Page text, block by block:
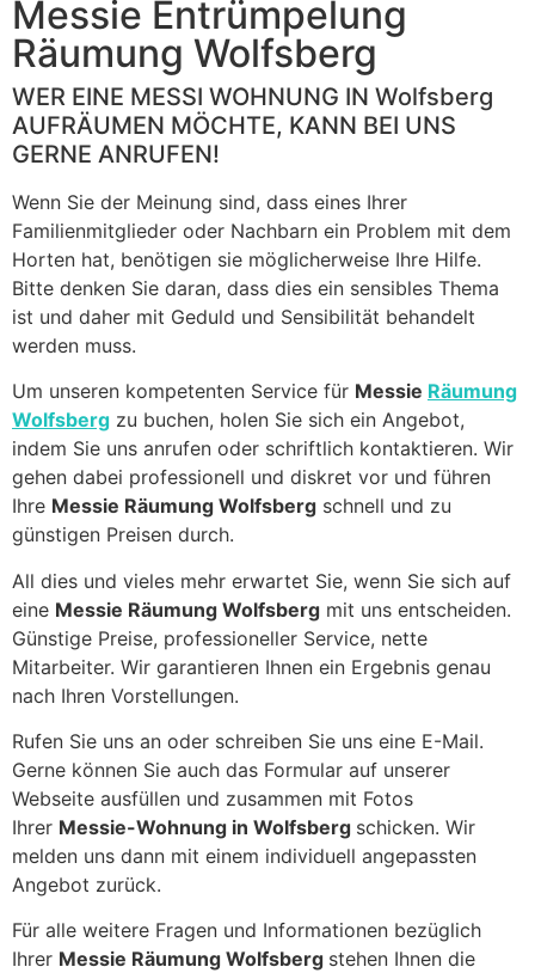
Messie Entrümpelung
Räumung Wolfsberg
WER EINE MESSI WOHNUNG IN Wolfsberg
AUFRÄUMEN MÖCHTE, KANN BEI UNS
GERNE ANRUFEN!
Wenn Sie der Meinung sind, dass eines Ihrer
Familienmitglieder oder Nachbarn ein Problem mit dem
Horten hat, benötigen sie möglicherweise Ihre Hilfe.
Bitte denken Sie daran, dass dies ein sensibles Thema
ist und daher mit Geduld und Sensibilität behandelt
werden muss.
Um unseren kompetenten Service für Messie Räumung
Wolfsberg zu buchen, holen Sie sich ein Angebot,
indem Sie uns anrufen oder schriftlich kontaktieren. Wir
gehen dabei professionell und diskret vor und führen
Ihre Messie Räumung Wolfsberg schnell und zu
günstigen Preisen durch.
All dies und vieles mehr erwartet Sie, wenn Sie sich auf
eine Messie Räumung Wolfsberg mit uns entscheiden.
Günstige Preise, professioneller Service, nette
Mitarbeiter. Wir garantieren Ihnen ein Ergebnis genau
nach Ihren Vorstellungen.
Rufen Sie uns an oder schreiben Sie uns eine E-Mail.
Gerne können Sie auch das Formular auf unserer
Webseite ausfüllen und zusammen mit Fotos
Ihrer Messie-Wohnung in Wolfsberg schicken. Wir
melden uns dann mit einem individuell angepassten
Angebot zurück.
Für alle weitere Fragen und Informationen bezüglich
Ihrer Messie Räumung Wolfsberg stehen Ihnen die